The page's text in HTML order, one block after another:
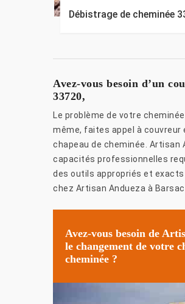
Débistrage de cheminée
Avez-vous besoin d’un
33720,
Le problème de votre
même, faites appel à couvreur
chapeau de cheminée.
capacités professionnelles
des outils appropriés et exacts
chez Artisan Andueza à
Avez-vous besoin de
le changement de votre
cheminée ?